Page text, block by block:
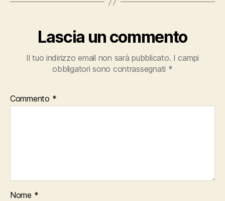
Lascia un commento
Il tuo indirizzo email non sarà pubblicato. I campi
obbligatori sono contrassegnati *
Commento *
Nome *